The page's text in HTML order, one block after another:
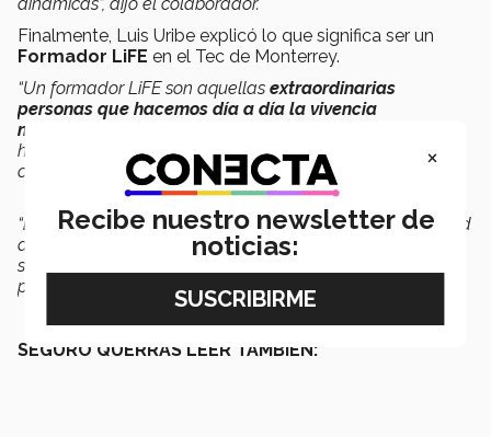
dinámicas”, dijo el colaborador.
Finalmente, Luis Uribe explicó lo que significa ser un
Formador LiFE en el Tec de Monterrey.
“Un formador LiFE son aquellas extraordinarias
personas que hacemos día a día la vivencia
memorable
habilidades y nos enfocamos en desarrollar las
competencias transversales en nuestros estudiantes.
“El Tec me ha dado mucho, me dio una gran oportunidad
de crecer y formarme como profesionista. Ahora puedo
seguir construyendo un Tec para que todos y todas
puedan crear magníficos recuerdos”, concluyó.
SEGURO QUERRÁS LEER TAMBIÉN:
×
Recibe nuestro newsletter de
noticias: